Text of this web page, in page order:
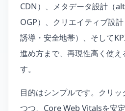
CDN）、メタデータ設計（
OGP）、クリエイティブ設
誘導・安全地帯）、そして
進め方まで、再現性高く使え
す。
目的はシンプルです。クリッ
つつ、Core Web Vitalsを安